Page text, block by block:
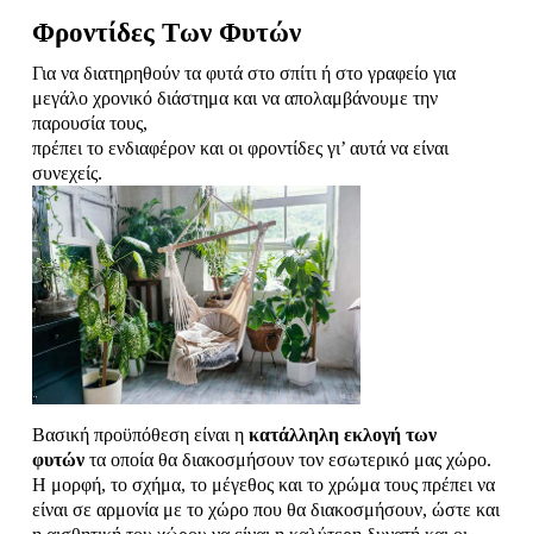
Φροντίδες Των Φυτών
Για να διατηρηθούν τα φυτά στο σπίτι ή στο γραφείο για
μεγάλο χρονικό διάστημα και να απολαμβάνουμε την
παρουσία τους,
πρέπει το ενδιαφέρον και οι φροντίδες γι’ αυτά να είναι
συνεχείς.
Βασική προϋπόθεση είναι η κατάλληλη εκλογή των
φυτώντα οποία θα διακοσμήσουν τον εσωτερικό μας χώρο.
Η μορφή, το σχήμα, το μέγεθος και το χρώμα τους πρέπει να
είναι σε αρμονία με το χώρο που θα διακοσμήσουν, ώστε και